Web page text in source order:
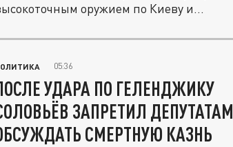
оружием по Киеву и...
05:36
УДАРА ПО ГЕЛЕНДЖИКУ
ЗАПРЕТИЛ ДЕПУТАТАМ
СМЕРТНУЮ КАЗНЬ